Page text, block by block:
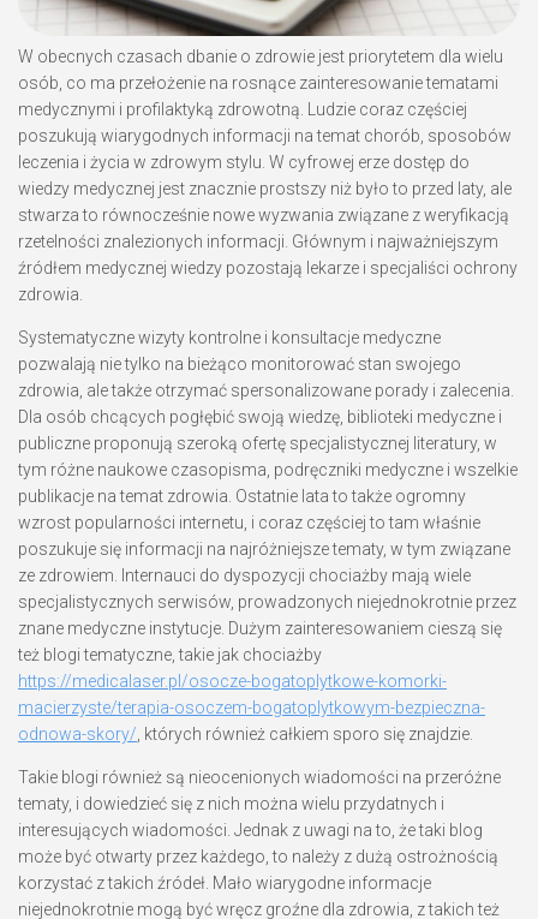
W obecnych czasach dbanie o zdrowie jest priorytetem dla wielu
osób, co ma przełożenie na rosnące zainteresowanie tematami
medycznymi i profilaktyką zdrowotną. Ludzie coraz częściej
poszukują wiarygodnych informacji na temat chorób, sposobów
leczenia i życia w zdrowym stylu. W cyfrowej erze dostęp do
wiedzy medycznej jest znacznie prostszy niż było to przed laty, ale
stwarza to równocześnie nowe wyzwania związane z weryfikacją
rzetelności znalezionych informacji. Głównym i najważniejszym
źródłem medycznej wiedzy pozostają lekarze i specjaliści ochrony
zdrowia.
Systematyczne wizyty kontrolne i konsultacje medyczne
pozwalają nie tylko na bieżąco monitorować stan swojego
zdrowia, ale także otrzymać spersonalizowane porady i zalecenia.
Dla osób chcących pogłębić swoją wiedzę, biblioteki medyczne i
publiczne proponują szeroką ofertę specjalistycznej literatury, w
tym różne naukowe czasopisma, podręczniki medyczne i wszelkie
publikacje na temat zdrowia. Ostatnie lata to także ogromny
wzrost popularności internetu, i coraz częściej to tam właśnie
poszukuje się informacji na najróżniejsze tematy, w tym związane
ze zdrowiem. Internauci do dyspozycji chociażby mają wiele
specjalistycznych serwisów, prowadzonych niejednokrotnie przez
znane medyczne instytucje. Dużym zainteresowaniem cieszą się
też blogi tematyczne, takie jak chociażby
https://medicalaser.pl/osocze-bogatoplytkowe-komorki-
macierzyste/terapia-osoczem-bogatoplytkowym-bezpieczna-
odnowa-skory/ , których również całkiem sporo się znajdzie.
Takie blogi również są nieocenionych wiadomości na przeróżne
tematy, i dowiedzieć się z nich można wielu przydatnych i
interesujących wiadomości. Jednak z uwagi na to, że taki blog
może być otwarty przez każdego, to należy z dużą ostrożnością
korzystać z takich źródeł. Mało wiarygodne informacje
niejednokrotnie mogą być wręcz groźne dla zdrowia, z takich też